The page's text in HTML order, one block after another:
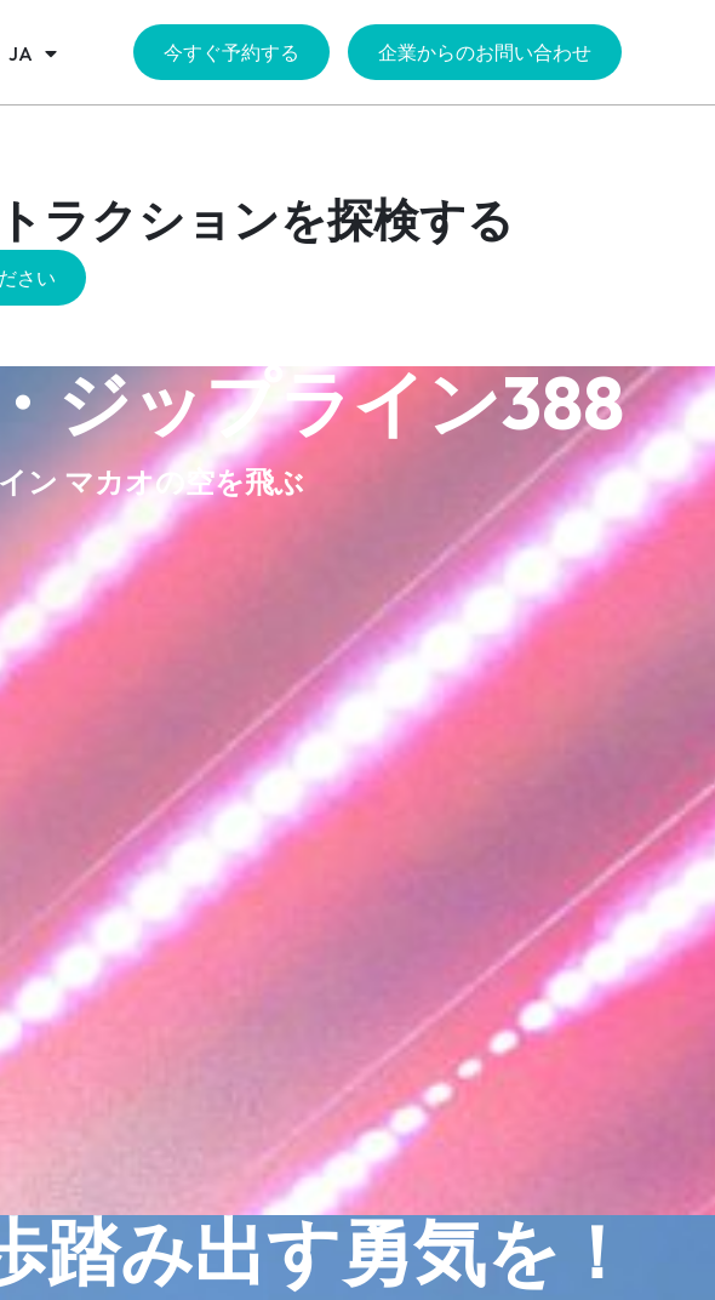
JA
KO 今すぐ予約する 企業からのお問い合わせ
ラクションを探検する
さい
ジップライン388
ン マカオの空を飛ぶ
踏み出す勇気を！